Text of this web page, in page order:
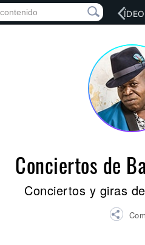
RED SOCIAL MÚSICA
Conciertos de
Conciertos y giras